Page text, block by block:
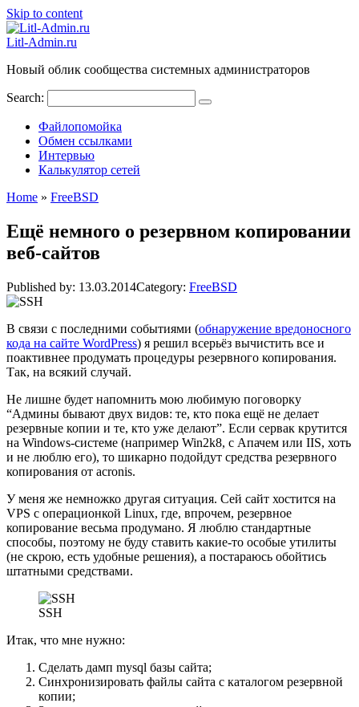
Skip to content
Litl-Admin.ru
Новый облик сообщества системных администраторов
Search:
Файлопомойка
Обмен ссылками
Интервью
Калькулятор сетей
Home » FreeBSD
Ещё немного о резервном копировании
веб-сайтов
Published by: 13.03.2014Category: FreeBSD
В связи с последними событиями (обнаружение вредоносного
кода на сайте WordPress) я решил всерьёз вычистить все и
поактивнее продумать процедуры резервного копирования.
Так, на всякий случай.
Не лишне будет напомнить мою любимую поговорку
“Админы бывают двух видов: те, кто пока ещё не делает
резервные копии и те, кто уже делают”. Если сервак крутится
на Windows-системе (например Win2k8, с Апачем или IIS, хоть
и не люблю его), то шикарно подойдут средства резервного
копирования от acronis.
У меня же немножко другая ситуация. Сей сайт хостится на
VPS с операционкой Linux, где, впрочем, резервное
копирование весьма продумано. Я люблю стандартные
способы, поэтому не буду ставить какие-то особые утилиты
(не скрою, есть удобные решения), а постараюсь обойтись
штатными средствами.
SSH
Итак, что мне нужно:
Сделать дамп mysql базы сайта;
Синхронизировать файлы сайта с каталогом резервной
копии;